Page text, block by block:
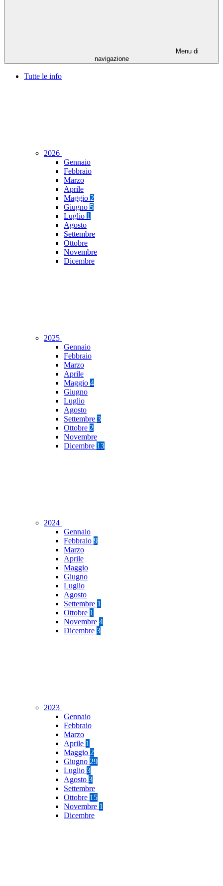
Menu di
navigazione
Tutte le info
2026
Gennaio
Febbraio
Marzo
Aprile
Maggio 2
Giugno 5
Luglio 1
Agosto
Settembre
Ottobre
Novembre
Dicembre
2025
Gennaio
Febbraio
Marzo
Aprile
Maggio 4
Giugno
Luglio
Agosto
Settembre 3
Ottobre 2
Novembre
Dicembre 13
2024
Gennaio
Febbraio 9
Marzo
Aprile
Maggio
Giugno
Luglio
Agosto
Settembre 1
Ottobre 1
Novembre 4
Dicembre 3
2023
Gennaio
Febbraio
Marzo
Aprile 1
Maggio 2
Giugno 29
Luglio 3
Agosto 3
Settembre
Ottobre 15
Novembre 1
Dicembre